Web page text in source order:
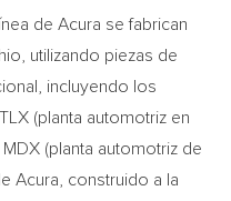
de Acura se fabrican
, utilizando piezas de
incluyendo los
(planta automotriz en
(planta automotriz de
Acura, construido a la